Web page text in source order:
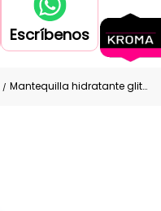
Escríbenos
/ Mantequilla hidratante glitter Rosas Trendy